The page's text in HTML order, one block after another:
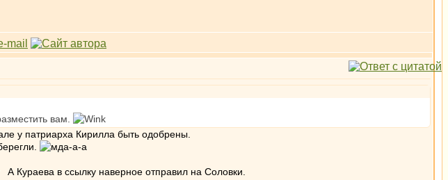
вам.
у патриарха Кирилла быть одобрены.
А Кураева в ссылку наверное отправил на Соловки.